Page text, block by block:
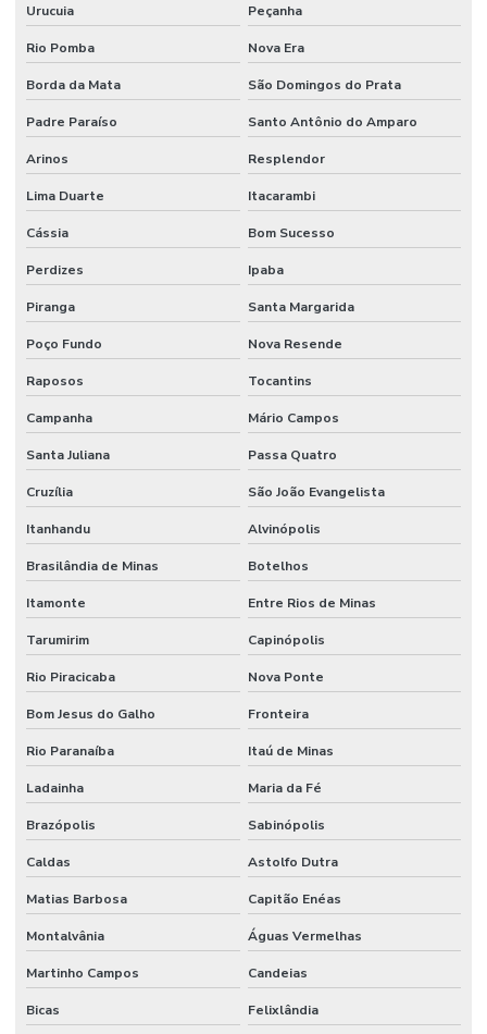
Urucuia Peçanha
Rio Pomba Nova Era
Borda da Mata São Domingos do Prata
Padre Paraíso Santo Antônio do Amparo
Arinos Resplendor
Lima Duarte Itacarambi
Cássia Bom Sucesso
Perdizes Ipaba
Piranga Santa Margarida
Poço Fundo Nova Resende
Raposos Tocantins
Campanha Mário Campos
Santa Juliana Passa Quatro
Cruzília São João Evangelista
Itanhandu Alvinópolis
Brasilândia de Minas Botelhos
Itamonte Entre Rios de Minas
Tarumirim Capinópolis
Rio Piracicaba Nova Ponte
Bom Jesus do Galho Fronteira
Rio Paranaíba Itaú de Minas
Ladainha Maria da Fé
Brazópolis Sabinópolis
Caldas Astolfo Dutra
Matias Barbosa Capitão Enéas
Montalvânia Águas Vermelhas
Martinho Campos Candeias
Bicas Felixlândia